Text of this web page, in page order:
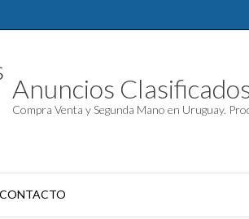
Anuncios
Compra Venta y Segunda Mano en Uruguay.
CONTACTO